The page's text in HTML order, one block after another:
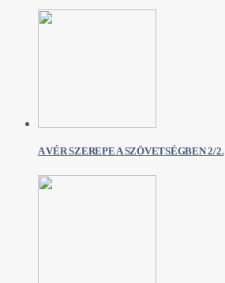
A VÉR SZEREPE A SZÖVETSÉGBEN 2/2.